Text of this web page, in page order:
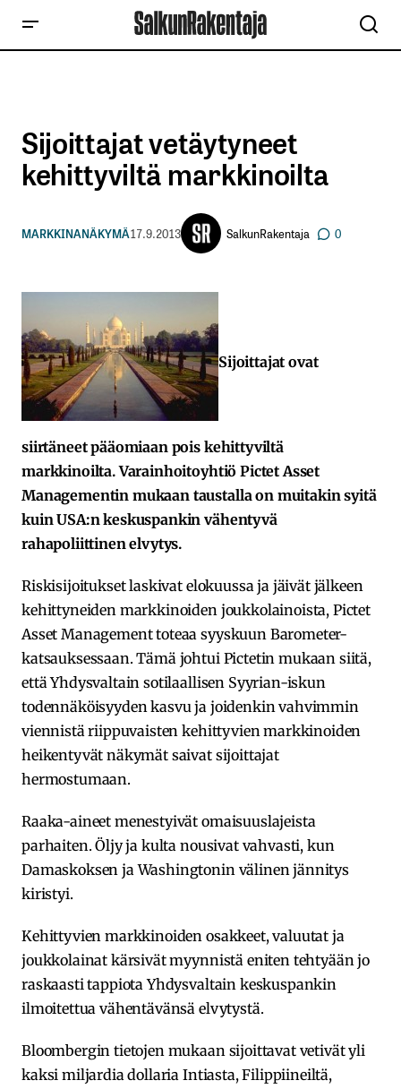
Sijoittajat vetäytyneet
kehittyviltä markkinoilta
MARKKINANÄKYMÄ17.9.2013 SalkunRakentaja 0
Sijoittajat ovat
siirtäneet pääomiaan pois kehittyviltä
markkinoilta. Varainhoitoyhtiö Pictet Asset
Managementin mukaan taustalla on muitakin syitä
kuin USA:n keskuspankin vähentyvä
rahapoliittinen elvytys.
Riskisijoitukset laskivat elokuussa ja jäivät jälkeen
kehittyneiden markkinoiden joukkolainoista, Pictet
Asset Management toteaa syyskuun Barometer-
katsauksessaan. Tämä johtui Pictetin mukaan siitä,
että Yhdysvaltain sotilaallisen Syyrian-iskun
todennäköisyyden kasvu ja joidenkin vahvimmin
viennistä riippuvaisten kehittyvien markkinoiden
heikentyvät näkymät saivat sijoittajat
hermostumaan.
Raaka-aineet menestyivät omaisuuslajeista
parhaiten. Öljy ja kulta nousivat vahvasti, kun
Damaskoksen ja Washingtonin välinen jännitys
kiristyi.
Kehittyvien markkinoiden osakkeet, valuutat ja
joukkolainat kärsivät myynnistä eniten tehtyään jo
raskaasti tappiota Yhdysvaltain keskuspankin
ilmoitettua vähentävänsä elvytystä.
Bloombergin tietojen mukaan sijoittavat vetivät yli
kaksi miljardia dollaria Intiasta, Filippiineiltä,